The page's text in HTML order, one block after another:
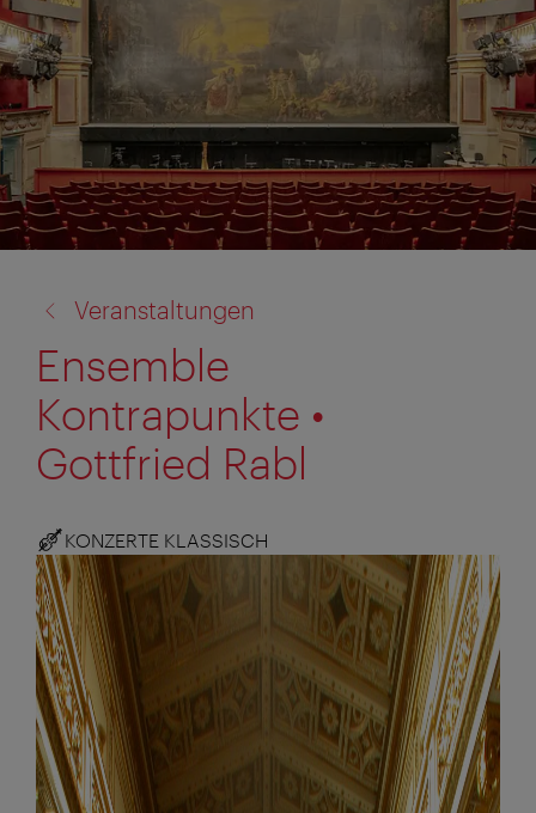
zu:
Veranstaltungen
Ensemble
Kontrapunkte •
Gottfried Rabl
KONZERTE KLASSISCH